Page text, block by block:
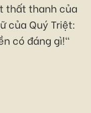
thất thanh của
của Quý Triệt:
có đáng gì!"